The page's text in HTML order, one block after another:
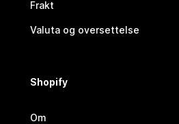
Frakt
Valuta og oversettelse
Shopify
Om